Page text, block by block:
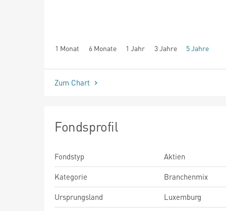
1 Monat 6 Monate 1 Jahr 3 Jahre 5 Jahre
seit Beginn
Zum Chart
Fondsprofil
Fondstyp
Aktien
Kategorie
Branchenmix
Ursprungsland
Luxemburg